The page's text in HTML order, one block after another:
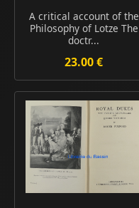
A critical account of the
Philosophy of Lotze The
doctr...
23.00 €